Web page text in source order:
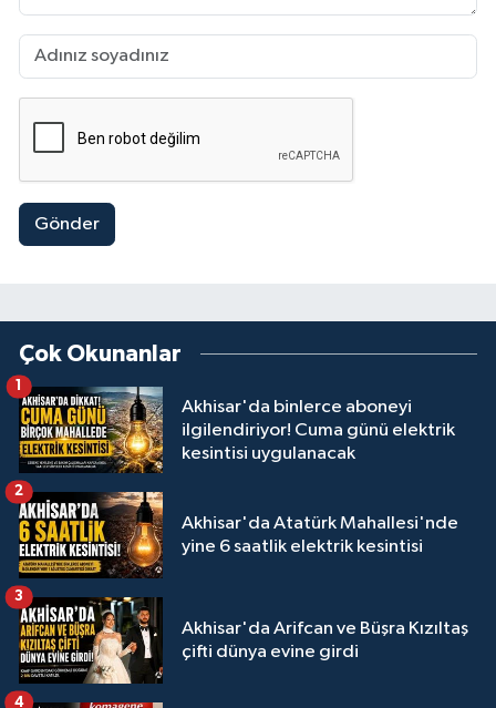
Gönder
Çok Okunanlar
Akhisar'da binlerce aboneyi
ilgilendiriyor! Cuma günü elektrik
kesintisi uygulanacak
Akhisar'da Atatürk Mahallesi'nde
yine 6 saatlik elektrik kesintisi
2
Akhisar'da Arifcan ve Büşra Kızıltaş
çifti dünya evine girdi
3
4